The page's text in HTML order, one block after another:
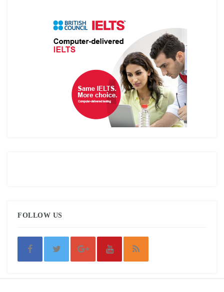
FOLLOW US